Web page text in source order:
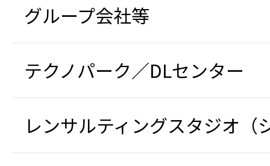
グループ会社等
テクノパーク／DLセンター
レンサルティングスタジオ（